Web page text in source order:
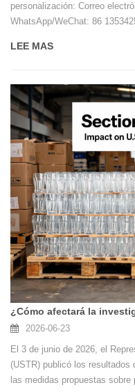
personalización: Correo
WhatsApp/WeChat: 86
LEE MAS
2026-06-23
El 3 de junio de 2026, el
(USTR) publicó los
las medidas propuestas